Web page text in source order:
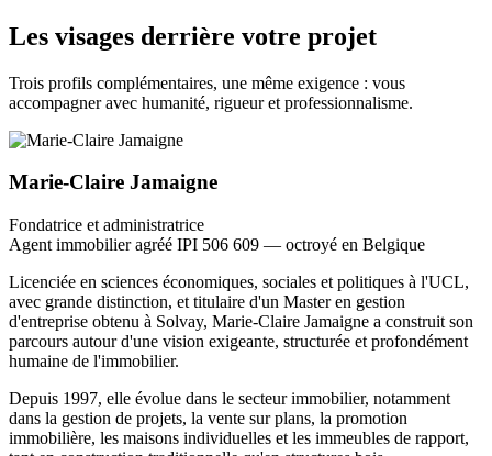
Les visages derrière votre projet
Trois profils complémentaires, une même exigence : vous
accompagner avec humanité, rigueur et professionnalisme.
Marie-Claire Jamaigne
Fondatrice et administratrice
Agent immobilier agréé IPI 506 609 — octroyé en Belgique
Licenciée en sciences économiques, sociales et politiques à l'UCL,
avec grande distinction, et titulaire d'un Master en gestion
d'entreprise obtenu à Solvay, Marie-Claire Jamaigne a construit son
parcours autour d'une vision exigeante, structurée et profondément
humaine de l'immobilier.
Depuis 1997, elle évolue dans le secteur immobilier, notamment
dans la gestion de projets, la vente sur plans, la promotion
immobilière, les maisons individuelles et les immeubles de rapport,